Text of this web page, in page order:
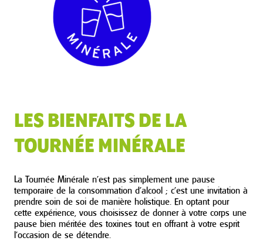
LES BIENFAITS DE LA
TOURNÉE MINÉRALE
La Tournée Minérale n’est pas simplement une pause
temporaire de la consommation d’alcool ; c’est une invitation à
prendre soin de soi de manière holistique. En optant pour
cette expérience, vous choisissez de donner à votre corps une
pause bien méritée des toxines tout en offrant à votre esprit
l’occasion de se détendre.